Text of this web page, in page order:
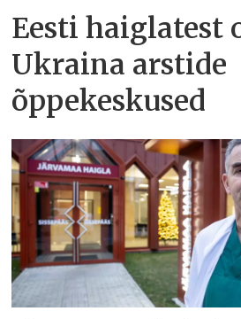
Eesti haiglatest
Ukraina arstide
õppekeskused